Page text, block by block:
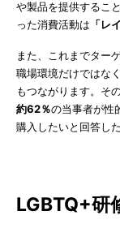
や製品を提供するこ
った消費活動は 「レ
また、これまでター
職場環境だけではな
もつながります。そ
約62％の当事者が性
購入したいと回答し
LGBTQ+研